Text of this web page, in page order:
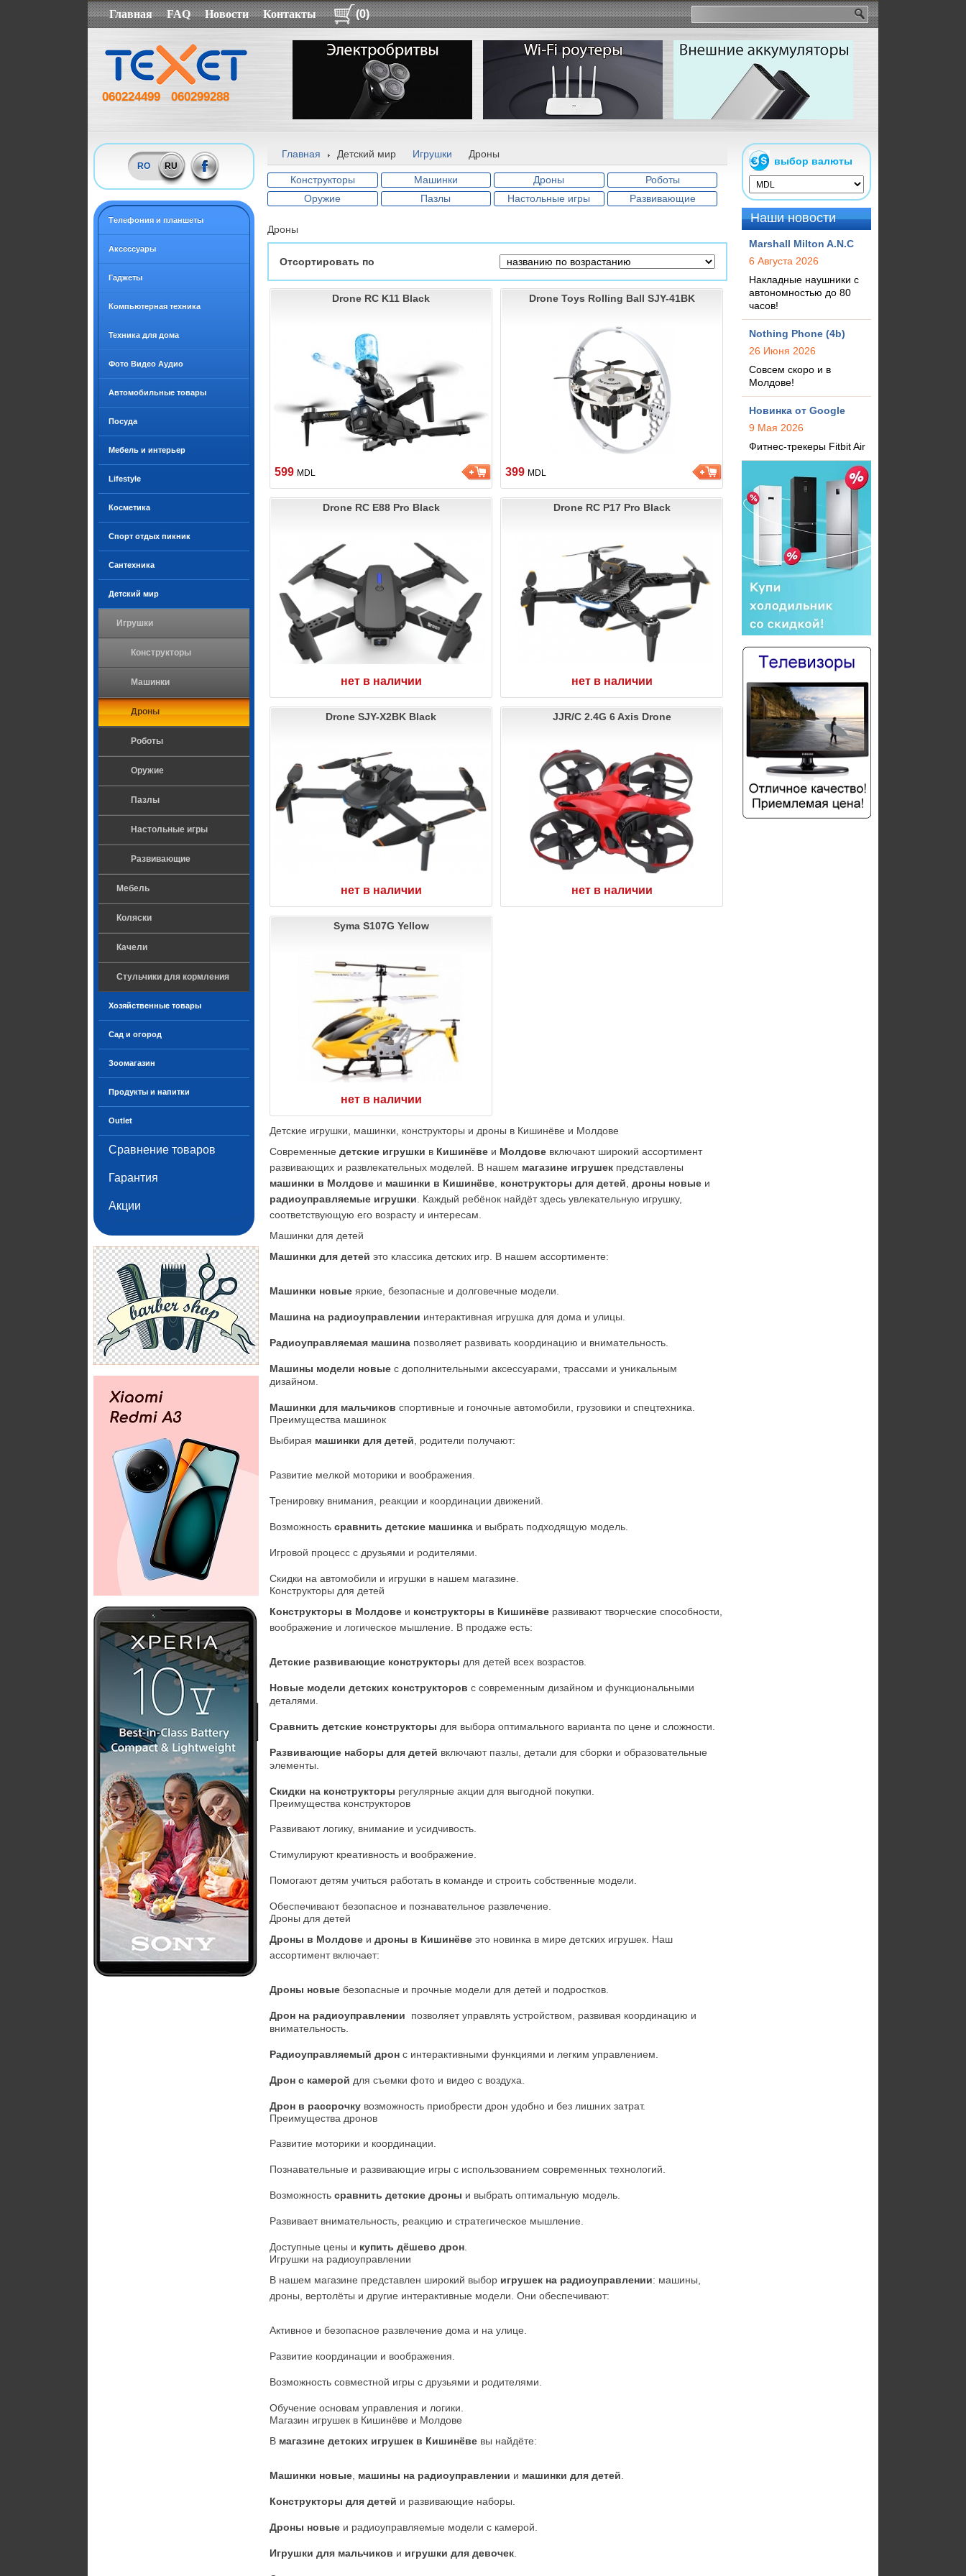
Главная FAQ Новости Контакты (0)
060224499 060299288
RO RU
Tелефония и планшеты
Аксессуары
Гаджеты
Компьютерная техника
Техника для дома
Фото Видео Аудио
Автомобильные товары
Посуда
Мебель и интерьер
Lifestyle
Косметика
Спорт отдых пикник
Сантехника
Детский мир
Игрушки
Конструкторы
Машинки
Дроны
Роботы
Оружие
Пазлы
Настольные игры
Развивающие
Мебель
Коляски
Качели
Стульчики для кормления
Хозяйственные товары
Сад и огород
Зоомагазин
Продукты и напитки
Outlet
Сравнение товаров
Гарантия
Акции
Главная Детский мир Игрушки Дроны
Конструкторы Машинки Дроны
Роботы
Оружие
Пазлы Настольные игры Развивающие
Дроны
Отсортировать по
Drone RC K11 Black
599 MDL
Drone Toys Rolling Ball SJY-41BK
399 MDL
Drone RC E88 Pro Black
нет в наличии
Drone RC P17 Pro Black
нет в наличии
Drone SJY-X2BK Black
нет в наличии
JJR/C 2.4G 6 Axis Drone
нет в наличии
Syma S107G Yellow
нет в наличии
Детские игрушки, машинки, конструкторы и дроны в Кишинёве и Молдове
Современные детские игрушки в Кишинёве и Молдове включают широкий ассортимент
развивающих и развлекательных моделей. В нашем магазине игрушек
машинки в Молдове и машинки в Кишинёве конструкторы для детей дроны новые
радиоуправляемые игрушки . Каждый ребёнок найдёт здесь увлекательную игрушку,
соответствующую его возрасту и интересам.
Машинки для детей
Машинки для детей это классика детских игр. В нашем ассортименте:
Машинки новые яркие, безопасные и долговечные модели.
Машина на радиоуправлении интерактивная игрушка для дома и улицы.
Радиоуправляемая машина позволяет развивать координацию и внимательность.
Машины модели новые с дополнительными аксессуарами, трассами и уникальным
дизайном.
Машинки для мальчиков спортивные и гоночные автомобили, грузовики и спецтехника.
Преимущества машинок
Выбирая машинки для детей , родители получают:
Развитие мелкой моторики и воображения.
Тренировку внимания, реакции и координации движений.
Возможность сравнить детские машинка и выбрать подходящую модель.
Игровой процесс с друзьями и родителями.
Скидки на автомобили и игрушки в нашем магазине.
Конструкторы для детей
Конструкторы в Молдове и конструкторы в Кишинёве развивают творческие способности,
воображение и логическое мышление. В продаже есть:
Детские развивающие конструкторы для детей всех возрастов.
Новые модели детских конструкторов с современным дизайном и функциональными
деталями.
Сравнить детские конструкторы для выбора оптимального варианта по цене и сложности.
Развивающие наборы для детей включают пазлы, детали для сборки и образовательные
элементы.
Скидки на конструкторы регулярные акции для выгодной покупки.
Преимущества конструкторов
Развивают логику, внимание и усидчивость.
Стимулируют креативность и воображение.
Помогают детям учиться работать в команде и строить собственные модели.
Обеспечивают безопасное и познавательное развлечение.
Дроны для детей
Дроны в Молдове и дроны в Кишинёве это новинка в мире детских игрушек. Наш
ассортимент включает:
Дроны новые безопасные и прочные модели для детей и подростков.
Дрон на радиоуправлении
  позволяет управлять устройством, развивая координацию и
внимательность.
Радиоуправляемый дрон с интерактивными функциями и легким управлением.
Дрон с камерой для съемки фото и видео с воздуха.
Дрон в рассрочку возможность приобрести дрон удобно и без лишних затрат.
Преимущества дронов
Развитие моторики и координации.
Познавательные и развивающие игры с использованием современных технологий.
Возможность сравнить детские дроны и выбрать оптимальную модель.
Развивает внимательность, реакцию и стратегическое мышление.
Доступные цены и купить дёшево дрон
Игрушки на радиоуправлении
В нашем магазине представлен широкий выбор игрушек на радиоуправлении: машины,
дроны, вертолёты и другие интерактивные модели. Они обеспечивают:
Активное и безопасное развлечение дома и на улице.
Развитие координации и воображения.
Возможность совместной игры с друзьями и родителями.
Обучение основам управления и логики.
Магазин игрушек в Кишинёве и Молдове
В магазине детских игрушек в Кишинёве вы найдёте:
Машинки новые машины на радиоуправлении и машинки для детей
Конструкторы для детей и развивающие наборы.
Дроны новые и радиоуправляемые модели с камерой.
Игрушки для мальчиков и игрушки для девочек
выбор валюты
Наши новости
Marshall Milton A.N.C
6 Августа 2026
Накладные наушники с
автономностью до 80
часов!
Nothing Phone (4b)
26 Июня 2026
Совсем скоро и в
Молдове!
Новинка от Google
9 Мая 2026
Фитнес-трекеры Fitbit Air